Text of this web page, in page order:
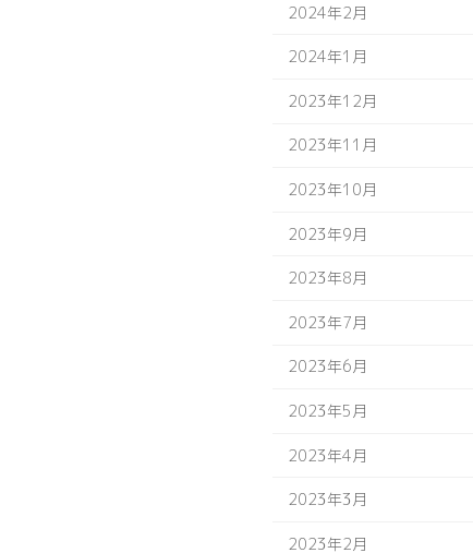
2024年2月
2024年1月
2023年12月
2023年11月
2023年10月
2023年9月
2023年8月
2023年7月
2023年6月
2023年5月
2023年4月
2023年3月
2023年2月